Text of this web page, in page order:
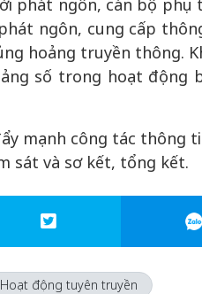
phát ngôn, cán bộ
ngôn, cung cấp
hoảng truyền thông.
số trong hoạt động
mạnh công tác thông
sát và sơ kết, tổng kết.
Hoạt động tuyên truyền